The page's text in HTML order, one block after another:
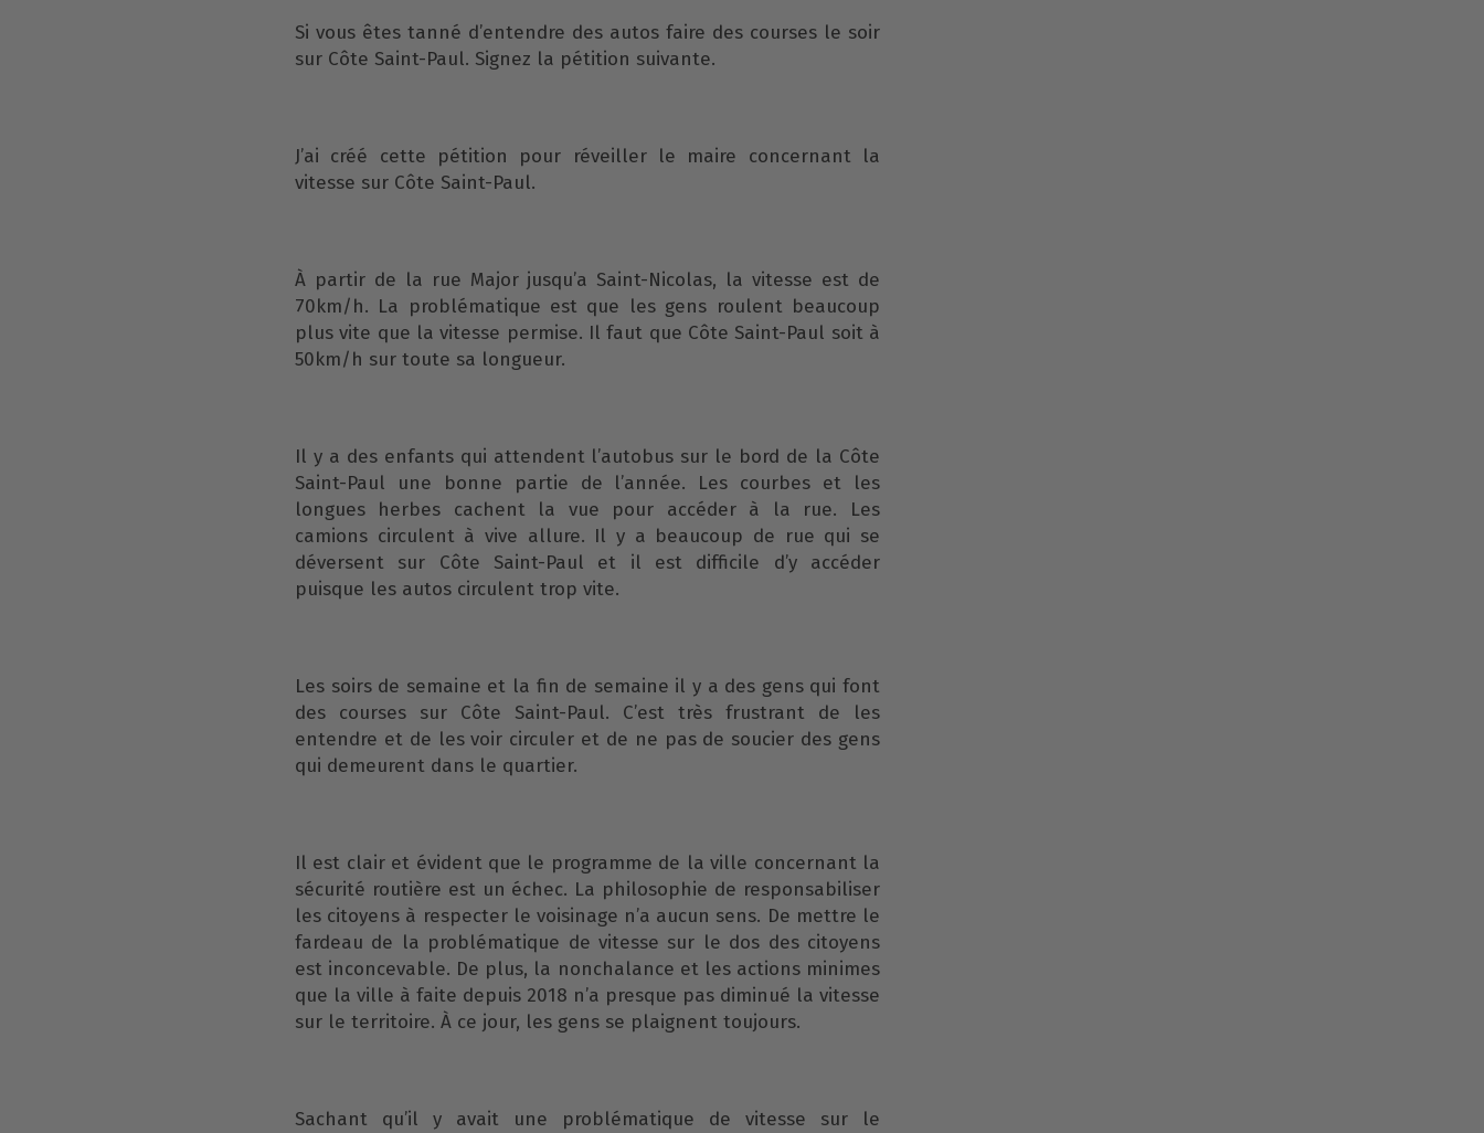
Si vous êtes tanné d’entendre des autos faire des courses le soir
sur Côte Saint-Paul. Signez la pétition suivante.
J’ai créé cette pétition pour réveiller le maire concernant la
vitesse sur Côte Saint-Paul.
À partir de la rue Major jusqu’a Saint-Nicolas, la vitesse est de
70km/h. La problématique est que les gens roulent beaucoup
plus vite que la vitesse permise. Il faut que Côte Saint-Paul soit à
50km/h sur toute sa longueur.
Il y a des enfants qui attendent l’autobus sur le bord de la Côte
Saint-Paul une bonne partie de l’année. Les courbes et les
longues herbes cachent la vue pour accéder à la rue. Les
camions circulent à vive allure. Il y a beaucoup de rue qui se
déversent sur Côte Saint-Paul et il est difficile d’y accéder
puisque les autos circulent trop vite.
Les soirs de semaine et la fin de semaine il y a des gens qui font
des courses sur Côte Saint-Paul. C’est très frustrant de les
entendre et de les voir circuler et de ne pas de soucier des gens
qui demeurent dans le quartier.
Il est clair et évident que le programme de la ville concernant la
sécurité routière est un échec. La philosophie de responsabiliser
les citoyens à respecter le voisinage n’a aucun sens. De mettre le
fardeau de la problématique de vitesse sur le dos des citoyens
est inconcevable. De plus, la nonchalance et les actions minimes
que la ville à faite depuis 2018 n’a presque pas diminué la vitesse
sur le territoire. À ce jour, les gens se plaignent toujours.
Sachant qu’il y avait une problématique de vitesse sur le